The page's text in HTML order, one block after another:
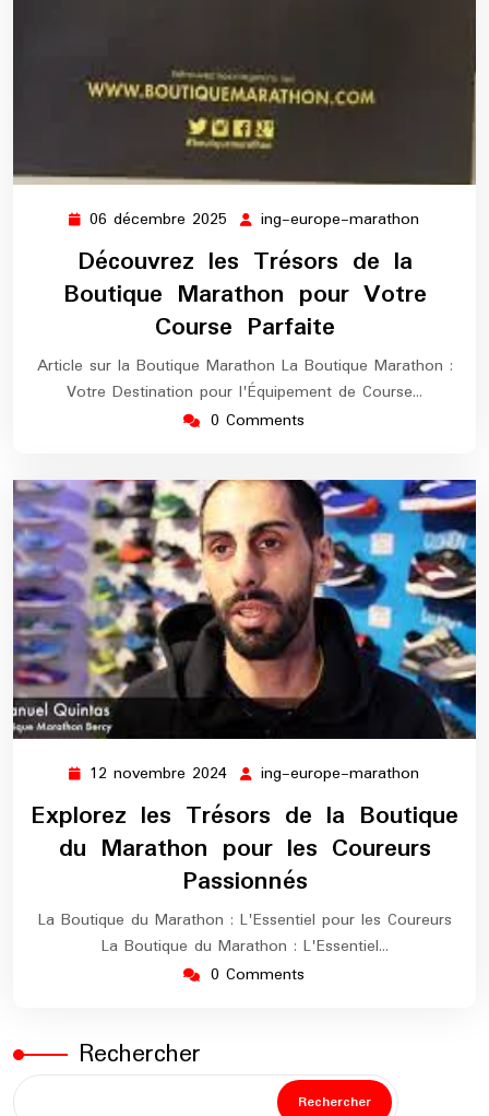
06 décembre 2025 06
décembre
2025
ing-europe-marathon
Découvrez les Trésors de la
Boutique Marathon pour Votre
Course Parfaite
Article sur la Boutique Marathon La Boutique Marathon :
Votre Destination pour l'Équipement de Course…
0 Comments
12 novembre 2024 12
novembre
2024
ing-europe-marathon
marathon
Explorez les Trésors de la Boutique
du Marathon pour les Coureurs
Passionnés
La Boutique du Marathon : L'Essentiel pour les Coureurs
La Boutique du Marathon : L'Essentiel…
0 Comments
Rechercher
Rechercher